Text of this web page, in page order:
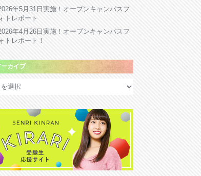
年5月31日実施！オープンキャンパスフ
トレポート
年4月26日実施！オープンキャンパスフ
トレポート！
ーカイブ